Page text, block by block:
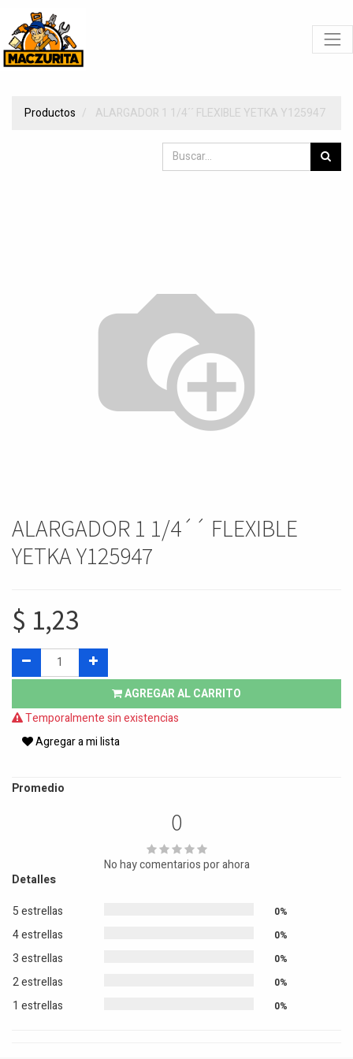
Productos ALARGADOR 1 1/4´´ FLEXIBLE YETKA Y125947
ALARGADOR 1 1/4´´ FLEXIBLE
YETKA Y125947
$ 1,23
AGREGAR AL CARRITO
Temporalmente sin existencias
Agregar a mi lista
Promedio
0
No hay comentarios por ahora
Detalles
5 estrellas
0%
4 estrellas 0%
3 estrellas 0%
2 estrellas 0%
1 estrellas 0%